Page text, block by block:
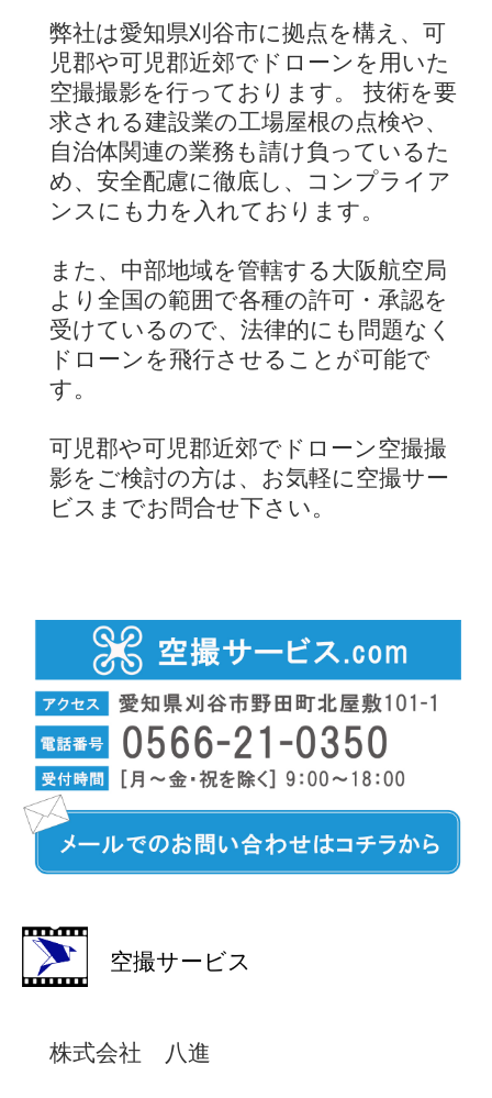
弊社は愛知県刈谷市に拠点を構え、可
児郡や可児郡近郊でドローンを用いた
空撮撮影を行っております。 技術を要
求される建設業の工場屋根の点検や、
自治体関連の業務も請け負っているた
め、安全配慮に徹底し、コンプライア
ンスにも力を入れております。
また、中部地域を管轄する大阪航空局
より全国の範囲で各種の許可・承認を
受けているので、法律的にも問題なく
ドローンを飛行させることが可能で
す。
可児郡や可児郡近郊でドローン空撮撮
影をご検討の方は、お気軽に空撮サー
ビスまでお問合せ下さい。
空撮サービス
株式会社 八進